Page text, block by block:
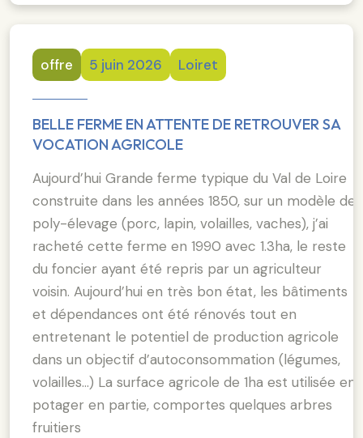
offre 5 juin 2026 Loiret
BELLE FERME EN ATTENTE DE RETROUVER SA
VOCATION AGRICOLE
Aujourd’hui Grande ferme typique du Val de Loire
construite dans les années 1850, sur un modèle de
poly-élevage (porc, lapin, volailles, vaches), j’ai
racheté cette ferme en 1990 avec 1.3ha, le reste
du foncier ayant été repris par un agriculteur
voisin. Aujourd’hui en très bon état, les bâtiments
et dépendances ont été rénovés tout en
entretenant le potentiel de production agricole
dans un objectif d’autoconsommation (légumes,
volailles…) La surface agricole de 1ha est utilisée en
potager en partie, comportes quelques arbres
fruitiers